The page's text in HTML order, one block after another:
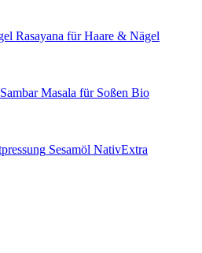
Rasayana für Haare & Nägel
Sambar Masala für Soßen Bio
Sesamöl NativExtra